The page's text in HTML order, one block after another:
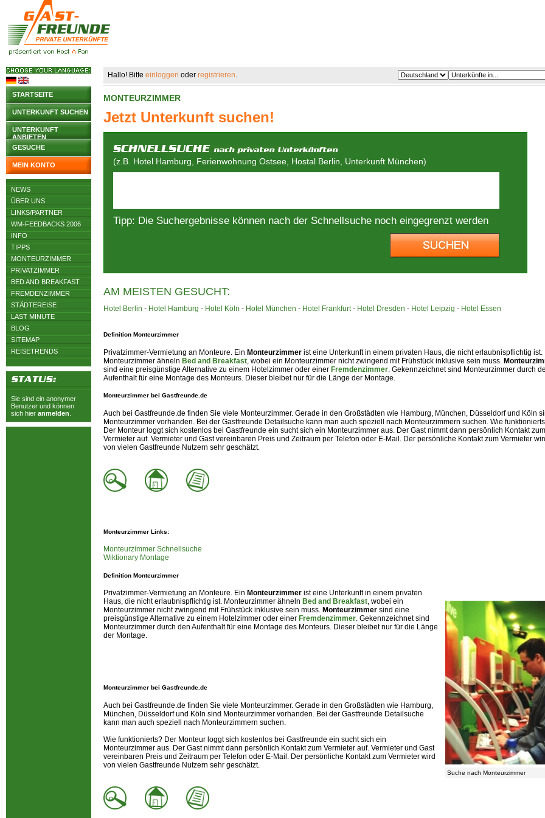
STARTSEITE
UNTERKUNFT SUCHEN
UNTERKUNFT
ANBIETEN
GESUCHE
MEIN KONTO
NEWS
ÜBER UNS
LINKS/PARTNER
WM-FEEDBACKS 2006
INFO
TIPPS
MONTEURZIMMER
PRIVATZIMMER
BED AND BREAKFAST
FREMDENZIMMER
STÄDTEREISE
LAST MINUTE
BLOG
SITEMAP
REISETRENDS
Sie sind ein anonymer
Benutzer und können
sich hier anmelden
Hallo! Bitte einloggen oder registrieren.
MONTEURZIMMER
Jetzt Unterkunft suchen!
(z.B. Hotel Hamburg, Ferienwohnung Ostsee, Hostal Berlin, Unterkunft München)
Tipp: Die Suchergebnisse können nach der Schnellsuche noch eingegrenzt werden
AM MEISTEN GESUCHT:
Hotel Berlin - Hotel Hamburg - Hotel Köln - Hotel München - Hotel Frankfurt- Hotel Dresden - Hotel Leipzig - Hotel Essen
Definition Monteurzimmer
Privatzimmer-Vermietung an Monteure. Ein Monteurzimmer ist eine Unterkunft in einem privaten Haus, die nicht erlaubnispflichtig ist.
Monteurzimmer ähneln Bed and Breakfast , wobei ein Monteurzimmer nicht zwingend mit Frühstück inklusive sein muss.
sind eine preisgünstige Alternative zu einem Hotelzimmer oder einer Fremdenzimmer . Gekennzeichnet sind Monteurzimmer durch
Aufenthalt für eine Montage des Monteurs. Dieser bleibet nur für die Länge der Montage.
Monteurzimmer bei Gastfreunde.de
Auch bei Gastfreunde.de finden Sie viele Monteurzimmer. Gerade in den Großstädten wie Hamburg, München, Düsseldorf und Köln
Monteurzimmer vorhanden. Bei der Gastfreunde Detailsuche kann man auch speziell nach Monteurzimmern suchen. Wie
Der Monteur loggt sich kostenlos bei Gastfreunde ein sucht sich ein Monteurzimmer aus. Der Gast nimmt dann persönlich Kontakt zum
Vermieter auf. Vermieter und Gast vereinbaren Preis und Zeitraum per Telefon oder E-Mail. Der persönliche Kontakt zum Vermieter
von vielen Gastfreunde Nutzern sehr geschätzt.
Monteurzimmer Links:
Monteurzimmer Schnellsuche
Wiktionary Montage
Suche nach Monteurzimmer
Definition Monteurzimmer
Privatzimmer-Vermietung an Monteure. Ein Monteurzimmer ist eine Unterkunft in einem privaten
Haus, die nicht erlaubnispflichtig ist. Monteurzimmer ähneln Bed and Breakfast, wobei ein
Monteurzimmer nicht zwingend mit Frühstück inklusive sein muss. Monteurzimmer sind eine
preisgünstige Alternative zu einem Hotelzimmer oder einer Fremdenzimmer. Gekennzeichnet sind
Monteurzimmer durch den Aufenthalt für eine Montage des Monteurs. Dieser bleibet nur für die Länge
der Montage.
Monteurzimmer bei Gastfreunde.de
Auch bei Gastfreunde.de finden Sie viele Monteurzimmer. Gerade in den Großstädten wie Hamburg,
München, Düsseldorf und Köln sind Monteurzimmer vorhanden. Bei der Gastfreunde Detailsuche
kann man auch speziell nach Monteurzimmern suchen.
Wie funktionierts? Der Monteur loggt sich kostenlos bei Gastfreunde ein sucht sich ein
Monteurzimmer aus. Der Gast nimmt dann persönlich Kontakt zum Vermieter auf. Vermieter und Gast
vereinbaren Preis und Zeitraum per Telefon oder E-Mail. Der persönliche Kontakt zum Vermieter wird
von vielen Gastfreunde Nutzern sehr geschätzt.